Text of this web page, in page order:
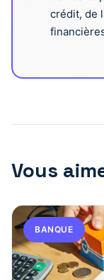
crédit, de
Vous
BANQUE